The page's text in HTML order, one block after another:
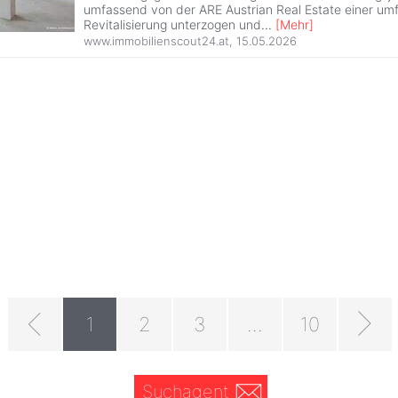
umfassend von der ARE Austrian Real Estate einer
Revitalisierung unterzogen und... [Mehr]
www.immobilienscout24.at, 15.05.2026
1 2 3 ... 10
Suchagent